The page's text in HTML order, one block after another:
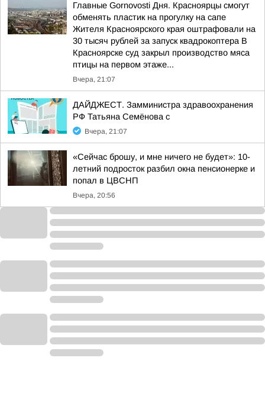
Главные Gornovosti Дня. Красноярцы смогут
обменять пластик на прогулку на сапе
Жителя Красноярского края оштрафовали на
30 тысяч рублей за запуск квадрокоптера В
Красноярске суд закрыл производство мяса
птицы на первом этаже...
Вчера, 21:07
ДАЙДЖЕСТ. Замминистра здравоохранения
РФ Татьяна Семёнова с
Вчера, 21:07
«Сейчас брошу, и мне ничего не будет»: 10-
летний подросток разбил окна пенсионерке и
попал в ЦВСНП
Вчера, 20:56